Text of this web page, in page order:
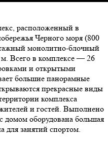
расположенный в
Черного моря (800
монолитно-блочный
Всего в комплексе — 26
и открытыми
большие панорамные
прекрасные виды
комплекса
и гостей. Выполнено
домом оборудована большая
для занятий спортом.